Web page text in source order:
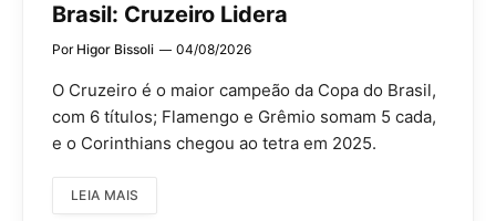
Brasil: Cruzeiro Lidera
Por Higor Bissoli 04/08/2026
O Cruzeiro é o maior campeão da Copa do Brasil,
com 6 títulos; Flamengo e Grêmio somam 5 cada,
e o Corinthians chegou ao tetra em 2025.
LEIA MAIS